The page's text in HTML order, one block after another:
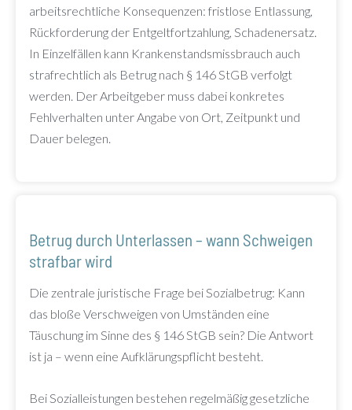
arbeitsrechtliche Konsequenzen: fristlose Entlassung,
Rückforderung der Entgeltfortzahlung, Schadenersatz.
In Einzelfällen kann Krankenstandsmissbrauch auch
strafrechtlich als Betrug nach § 146 StGB verfolgt
werden. Der Arbeitgeber muss dabei konkretes
Fehlverhalten unter Angabe von Ort, Zeitpunkt und
Dauer belegen.
Betrug durch Unterlassen – wann Schweigen
strafbar wird
Die zentrale juristische Frage bei Sozialbetrug: Kann
das bloße Verschweigen von Umständen eine
Täuschung im Sinne des § 146 StGB sein? Die Antwort
ist ja – wenn eine Aufklärungspflicht besteht.
Bei Sozialleistungen bestehen regelmäßig gesetzliche